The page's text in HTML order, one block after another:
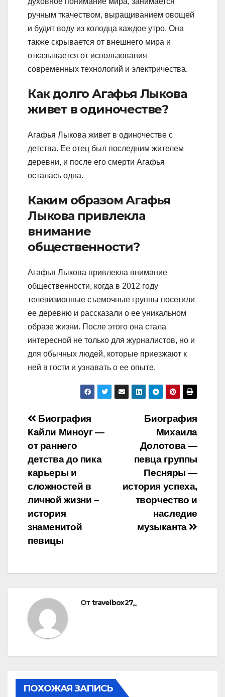
ручным ткачеством, выращиванием овощей
и будит воду из колодца каждое утро. Она
также скрывается от внешнего мира и
отказывается от использования
современных технологий и электричества.
Как долго Агафья Лыкова
живет в одиночестве?
Агафья Лыкова живет в одиночестве с
детства. Ее отец был последним жителем
деревни, и после его смерти Агафья
осталась одна.
Каким образом Агафья
Лыкова привлекла
внимание
общественности?
Агафья Лыкова привлекла внимание
общественности, когда в 2012 году
телевизионные съемочные группы посетили
ее деревню и рассказали о ее уникальном
образе жизни. После этого она стала
интересной не только для журналистов, но и
для обычных людей, которые приезжают к
ней в гости и узнавать о ее опыте.
Навигация
по
записям
Биография
Михаила
Долотова —
певца группы
Песняры —
история успеха,
творчество и
наследие
музыканта
Биография
Кайли Миноуг —
от раннего
детства до пика
карьеры и
сложностей в
личной жизни –
история
знаменитой
певицы
Отtravelbox27_
ПОХОЖАЯ ЗАПИСЬ